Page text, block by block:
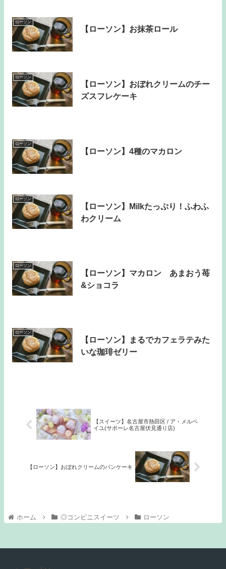
ローソン
【ローソン】お抹茶ロール
ローソン
【ローソン】おぼれクリームのチー
ズスフレケーキ
ローソン
【ローソン】4種のマカロン
ローソン
【ローソン】Milkたっぷり！ふわふ
わクリーム
ローソン
【ローソン】マカロン あまおう苺
&ショコラ
ローソン
【ローソン】まるでカフェラテみた
いな珈琲ゼリー
【スイーツ】名古屋市熱田区 / ア・メルベ
イユ(サポーレ名古屋伏見通り店)
【ローソン】おぼれクリームのパンケーキ
ホーム ◎コンビニスイーツ ローソン